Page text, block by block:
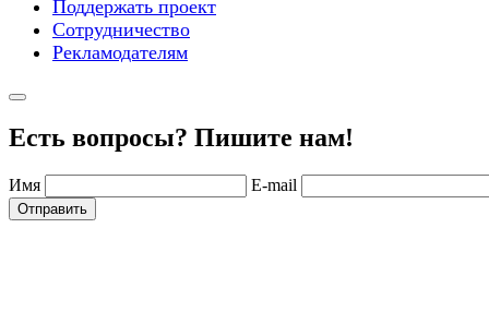
Поддержать проект
Сотрудничество
Рекламодателям
Есть вопросы? Пишите нам!
Имя E-mail